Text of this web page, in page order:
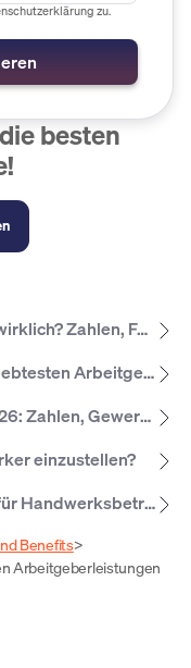
zu.
besten
Was bringt PowerUs Unternehmen wirklich? Zahlen, Fakten und Erfahrungen
PowerUs Umfrage: Das sind die beliebtesten Arbeitgeber­leistungen im Hand­werk 2026
Fachkräftemangel im Handwerk 2026: Zahlen, Gewerke, Regionen
einzustellen?
Jobbörsen vs. Personalvermittlung für Handwerksbetriebe: Was lohnt sich wann?
Benefits>
Arbeitgeber­leistungen